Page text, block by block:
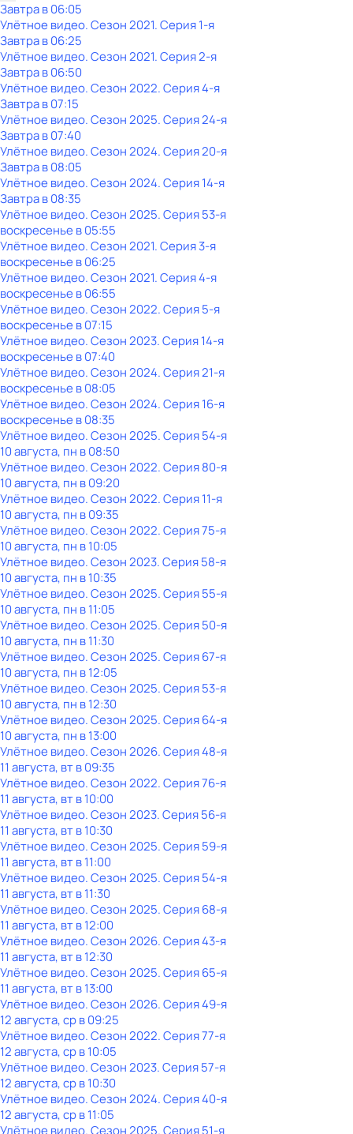
Завтра в 06:05
Улётное видео. Сезон 2021. Серия 1-я
Завтра в 06:25
Улётное видео. Сезон 2021. Серия 2-я
Завтра в 06:50
Улётное видео. Сезон 2022. Серия 4-я
Завтра в 07:15
Улётное видео. Сезон 2025. Серия 24-я
Завтра в 07:40
Улётное видео. Сезон 2024. Серия 20-я
Завтра в 08:05
Улётное видео. Сезон 2024. Серия 14-я
Завтра в 08:35
Улётное видео. Сезон 2025. Серия 53-я
воскресенье в05:55
Улётное видео. Сезон 2021. Серия 3-я
воскресенье в06:25
Улётное видео. Сезон 2021. Серия 4-я
воскресенье в06:55
Улётное видео. Сезон 2022. Серия 5-я
воскресенье в07:15
Улётное видео. Сезон 2023. Серия 14-я
воскресенье в07:40
Улётное видео. Сезон 2024. Серия 21-я
воскресенье в08:05
Улётное видео. Сезон 2024. Серия 16-я
воскресенье в08:35
Улётное видео. Сезон 2025. Серия 54-я
10 августа, пн в 08:50
Улётное видео. Сезон 2022. Серия 80-я
10 августа, пн в 09:20
Улётное видео. Сезон 2022. Серия 11-я
10 августа, пн в 09:35
Улётное видео. Сезон 2022. Серия 75-я
10 августа, пн в 10:05
Улётное видео. Сезон 2023. Серия 58-я
10 августа, пн в 10:35
Улётное видео. Сезон 2025. Серия 55-я
10 августа, пн в 11:05
Улётное видео. Сезон 2025. Серия 50-я
10 августа, пн в 11:30
Улётное видео. Сезон 2025. Серия 67-я
10 августа, пн в 12:05
Улётное видео. Сезон 2025. Серия 53-я
10 августа, пн в 12:30
Улётное видео. Сезон 2025. Серия 64-я
10 августа, пн в 13:00
Улётное видео. Сезон 2026. Серия 48-я
11 августа, вт в 09:35
Улётное видео. Сезон 2022. Серия 76-я
11 августа, вт в 10:00
Улётное видео. Сезон 2023. Серия 56-я
11 августа, вт в 10:30
Улётное видео. Сезон 2025. Серия 59-я
11 августа, вт в 11:00
Улётное видео. Сезон 2025. Серия 54-я
11 августа, вт в 11:30
Улётное видео. Сезон 2025. Серия 68-я
11 августа, вт в 12:00
Улётное видео. Сезон 2026. Серия 43-я
11 августа, вт в 12:30
Улётное видео. Сезон 2025. Серия 65-я
11 августа, вт в 13:00
Улётное видео. Сезон 2026. Серия 49-я
12 августа, ср в 09:25
Улётное видео. Сезон 2022. Серия 77-я
12 августа, ср в 10:05
Улётное видео. Сезон 2023. Серия 57-я
12 августа, ср в 10:30
Улётное видео. Сезон 2024. Серия 40-я
12 августа, ср в 11:05
Улётное видео. Сезон 2025. Серия 51-я